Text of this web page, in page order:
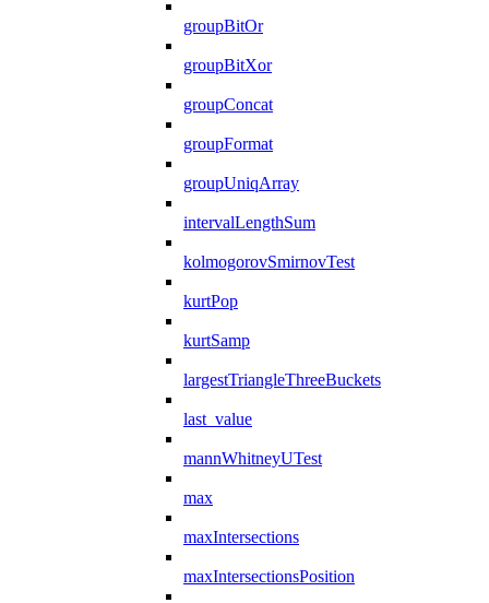
groupBitOr
groupBitXor
groupConcat
groupFormat
groupUniqArray
intervalLengthSum
kolmogorovSmirnovTest
kurtPop
kurtSamp
largestTriangleThreeBuckets
last_value
mannWhitneyUTest
max
maxIntersections
maxIntersectionsPosition